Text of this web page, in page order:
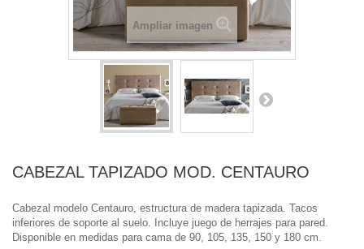
Ampliar imagen
CABEZAL TAPIZADO MOD. CENTAURO
Cabezal modelo Centauro, estructura de madera tapizada. Tacos
inferiores de soporte al suelo. Incluye juego de herrajes para pared.
Disponible en medidas para cama de 90, 105, 135, 150 y 180 cm.